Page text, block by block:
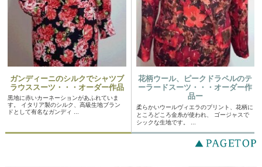
ガンディーニのシルクでシャツブ
ラウススーツ・・・オーダー作品
黒地に赤いカーネーションがあふれていま
す。 イタリア製のシルク、高級生地ブラン
ドとして有名なガンディ ...
花柄ウール、ピークドラペルのテ
ーラードスーツ・・・オーダー作
品ー
柔らかいウールヴィエラのプリント、花柄に
ところどころ金糸が使われ、 ゴージャスで
シックな生地です。 ...